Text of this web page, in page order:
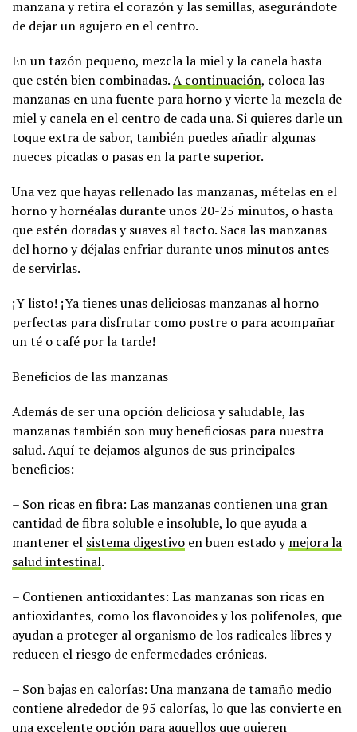
manzana y retira el corazón y las semillas, asegurándote
de dejar un agujero en el centro.
En un tazón pequeño, mezcla la miel y la canela hasta
que estén bien combinadas.A continuación, coloca las
manzanas en una fuente para horno y vierte la mezcla de
miel y canela en el centro de cada una. Si quieres darle un
toque extra de sabor, también puedes añadir algunas
nueces picadas o pasas en la parte superior.
Una vez que hayas rellenado las manzanas, mételas en el
horno y hornéalas durante unos 20-25 minutos, o hasta
que estén doradas y suaves al tacto. Saca las manzanas
del horno y déjalas enfriar durante unos minutos antes
de servirlas.
¡Y listo! ¡Ya tienes unas deliciosas manzanas al horno
perfectas para disfrutar como postre o para acompañar
un té o café por la tarde!
Beneficios de las manzanas
Además de ser una opción deliciosa y saludable, las
manzanas también son muy beneficiosas para nuestra
salud. Aquí te dejamos algunos de sus principales
beneficios:
– Son ricas en fibra: Las manzanas contienen una gran
cantidad de fibra soluble e insoluble, lo que ayuda a
mantener el sistema digestivo en buen estado ymejora la
salud intestinal.
– Contienen antioxidantes: Las manzanas son ricas en
antioxidantes, como los flavonoides y los polifenoles, que
ayudan a proteger al organismo de los radicales libres y
reducen el riesgo de enfermedades crónicas.
– Son bajas en calorías: Una manzana de tamaño medio
contiene alrededor de 95 calorías, lo que las convierte en
una excelente opción para aquellos que quieren